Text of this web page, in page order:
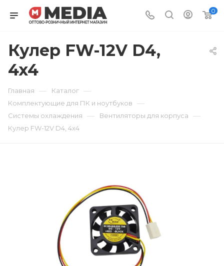
0
Кулер FW-12V D4,
4x4
Главная — Каталог —
Комплектующие для ПК и ноутбуков —
Системы охлаждения — Вентиляторы для корпуса —
Кулер FW-12V D4, 4x4